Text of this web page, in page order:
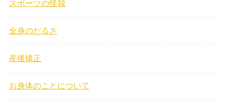
スポーツの怪我
全身のだるさ
産後矯正
お身体のことについて